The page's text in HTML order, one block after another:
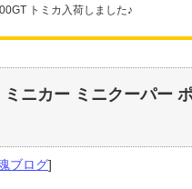
トミカ入荷しました♪
ミニカー ミニクーパー
ブログ]